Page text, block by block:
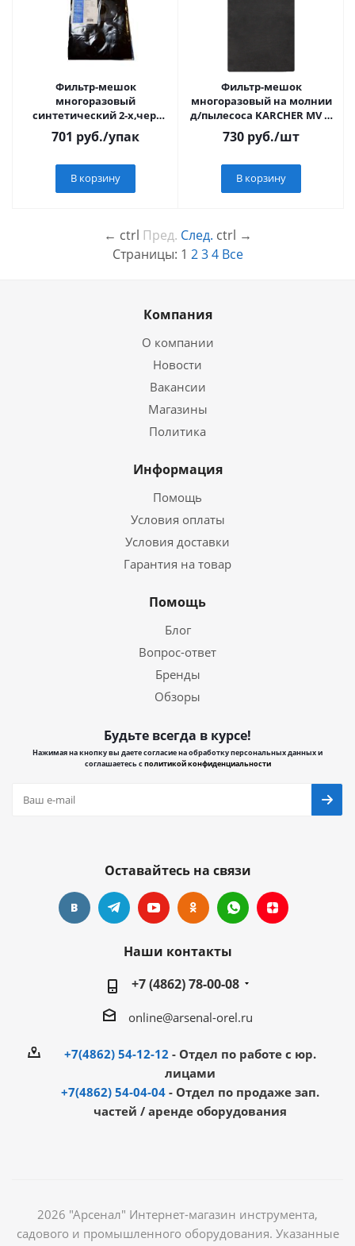
Фильтр-мешок
многоразовый
синтетический 2-х,чер.
MAXX 024 VM (молния)
701 руб./упак
В корзину
Фильтр-мешок
многоразовый на молнии
д/пылесоса KARCHER MV 4,
MV 5, MV 6, WD 4, WD 5, WD
6
730 руб./шт
В корзину
← ctrl Пред. След. ctrl →
Страницы: 1 2 3 4 Все
Компания
О компании
Новости
Вакансии
Магазины
Политика
Информация
Помощь
Условия оплаты
Условия доставки
Гарантия на товар
Помощь
Блог
Вопрос-ответ
Бренды
Обзоры
Будьте всегда в курсе!
Нажимая на кнопку вы даете согласие на обработку персональных данных и
соглашаетесь сполитикой конфиденциальности
Оставайтесь на связи
Наши контакты
+7 (4862) 78-00-08
online@arsenal-orel.ru
+7(4862) 54-12-12 - Отдел по работе с юр.
лицами
+7(4862) 54-04-04 - Отдел по продаже зап.
частей / аренде оборудования
2026 "Арсенал" Интернет-магазин инструмента,
садового и промышленного оборудования. Указанные